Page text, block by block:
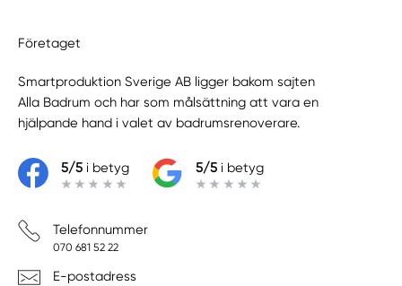
Företaget
Smartproduktion Sverige AB ligger bakom sajten
Alla Badrum och har som målsättning att vara en
hjälpande hand i valet av badrumsrenoverare.
5/5i betyg 5/5i betyg
Telefonnummer
070 681 52 22
E-postadress